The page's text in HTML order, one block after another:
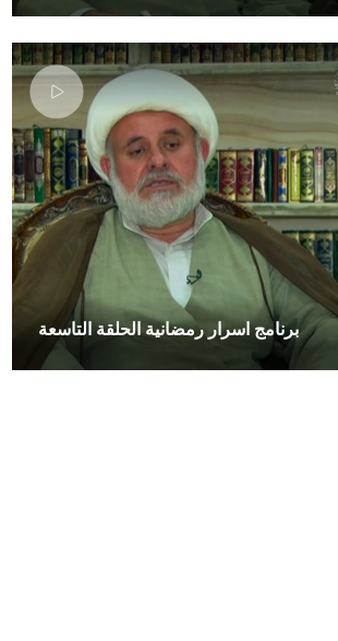
برنامج اسرار رمضانية الحلقة التاسعة